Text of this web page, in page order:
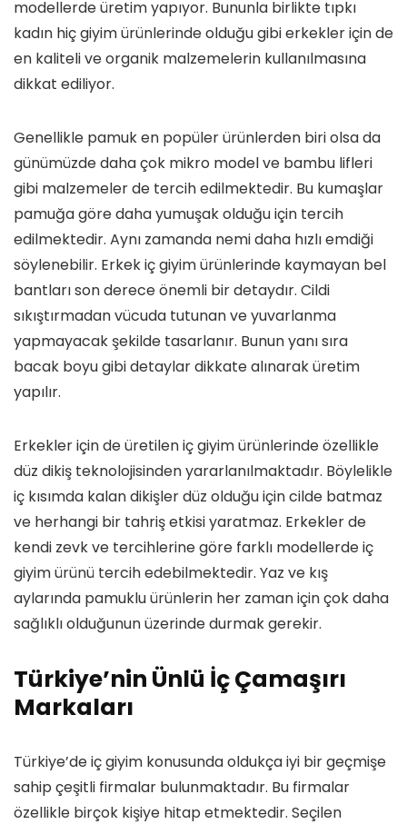
modellerde üretim yapıyor. Bununla birlikte tıpkı
kadın hiç giyim ürünlerinde olduğu gibi erkekler için de
en kaliteli ve organik malzemelerin kullanılmasına
dikkat ediliyor.
Genellikle pamuk en popüler ürünlerden biri olsa da
günümüzde daha çok mikro model ve bambu lifleri
gibi malzemeler de tercih edilmektedir. Bu kumaşlar
pamuğa göre daha yumuşak olduğu için tercih
edilmektedir. Aynı zamanda nemi daha hızlı emdiği
söylenebilir. Erkek iç giyim ürünlerinde kaymayan bel
bantları son derece önemli bir detaydır. Cildi
sıkıştırmadan vücuda tutunan ve yuvarlanma
yapmayacak şekilde tasarlanır. Bunun yanı sıra
bacak boyu gibi detaylar dikkate alınarak üretim
yapılır.
Erkekler için de üretilen iç giyim ürünlerinde özellikle
düz dikiş teknolojisinden yararlanılmaktadır. Böylelikle
iç kısımda kalan dikişler düz olduğu için cilde batmaz
ve herhangi bir tahriş etkisi yaratmaz. Erkekler de
kendi zevk ve tercihlerine göre farklı modellerde iç
giyim ürünü tercih edebilmektedir. Yaz ve kış
aylarında pamuklu ürünlerin her zaman için çok daha
sağlıklı olduğunun üzerinde durmak gerekir.
Türkiye’nin Ünlü İç Çamaşırı
Markaları
Türkiye’de iç giyim konusunda oldukça iyi bir geçmişe
sahip çeşitli firmalar bulunmaktadır. Bu firmalar
özellikle birçok kişiye hitap etmektedir. Seçilen